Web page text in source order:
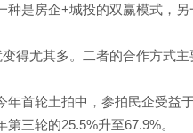
种是房企+城投的双赢模式，
得尤其多。二者的合作方式
年首轮土拍中，参拍民企受益
三轮的25.5%升至67.9%。